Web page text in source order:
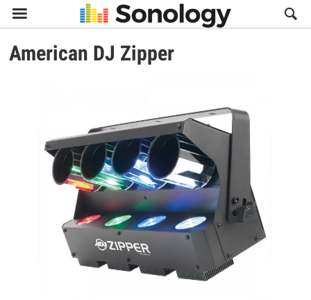

American DJ Zipper